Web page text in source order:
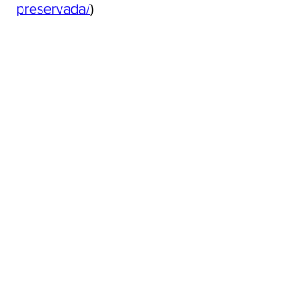
preservada/)